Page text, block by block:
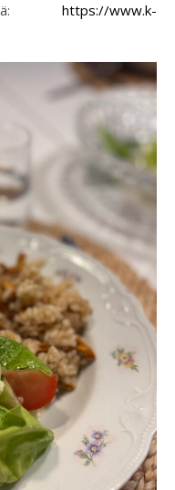
https://www.k-